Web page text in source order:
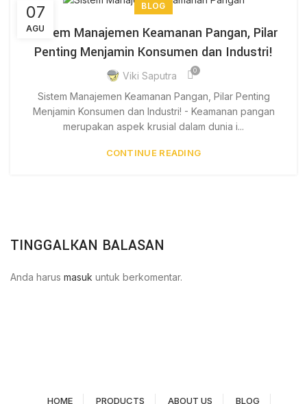
07
AGU
BLOG
Sistem Manajemen Keamanan Pangan, Pilar
Penting Menjamin Konsumen dan Industri!
Viki Saputra 0
Sistem Manajemen Keamanan Pangan, Pilar Penting
Menjamin Konsumen dan Industri! - Keamanan pangan
merupakan aspek krusial dalam dunia i...
CONTINUE READING
TINGGALKAN BALASAN
Anda harus masuk untuk berkomentar.
HOME PRODUCTS ABOUT US BLOG